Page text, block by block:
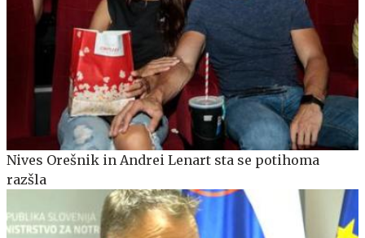
Nives Orešnik in Andrei Lenart sta se potihoma
razšla